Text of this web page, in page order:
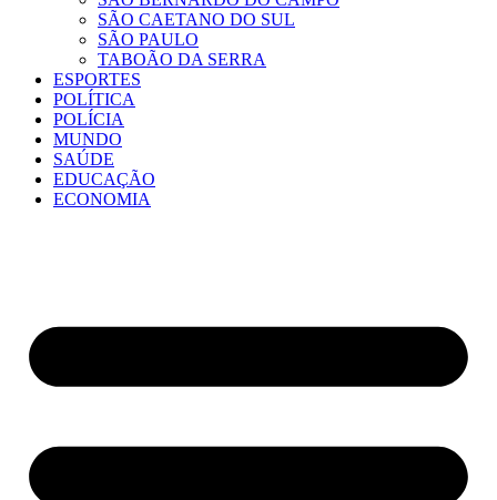
SÃO CAETANO DO SUL
SÃO PAULO
TABOÃO DA SERRA
ESPORTES
POLÍTICA
POLÍCIA
MUNDO
SAÚDE
EDUCAÇÃO
ECONOMIA